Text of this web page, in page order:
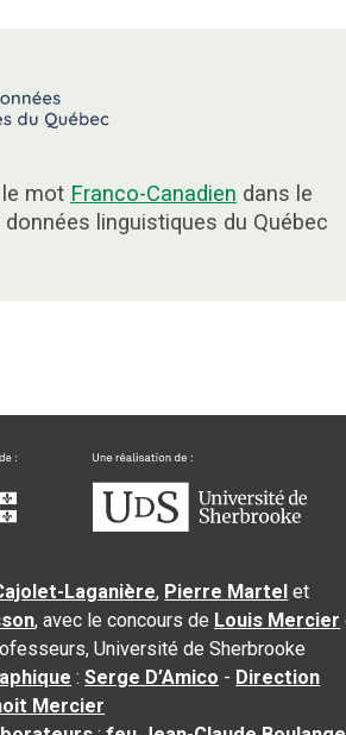
mot Franco-Canadien dans le
données linguistiques du Québec
Laganière, Pierre Martel et
, avec le concours de Louis Mercier
Université de Sherbrooke
:Serge D’Amico - Direction
Mercier